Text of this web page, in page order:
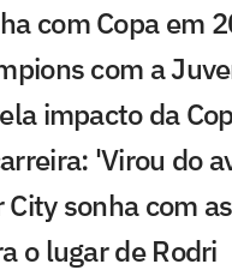
com Copa em
com a
impacto da
'Virou do
sonha com
o lugar de Rodri